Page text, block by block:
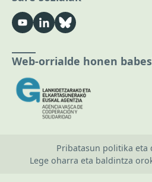
Web-orrialde honen
Pribatasun politika eta
Lege oharra eta baldintza